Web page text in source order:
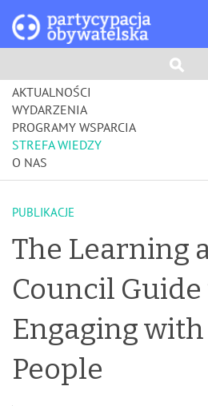
AKTUALNOŚCI
WYDARZENIA
PROGRAMY WSPARCIA
STREFA WIEDZY
O NAS
PUBLIKACJE
The Learning
Council Guide
Engaging
People